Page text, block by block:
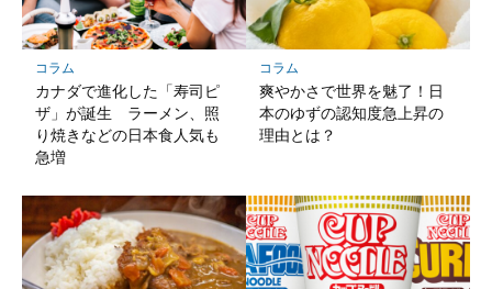
コラム
カナダで進化した「寿司ピ
ザ」が誕生 ラーメン、照
り焼きなどの日本食人気も
急増
コラム
爽やかさで世界を魅了！日
本のゆずの認知度急上昇の
理由とは？